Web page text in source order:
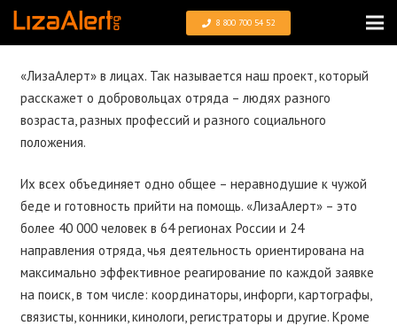
8 800 700 54 52
«ЛизаАлерт» в лицах. Так называется наш проект, который
расскажет о добровольцах отряда – людях разного
возраста, разных профессий и разного социального
положения.
Их всех объединяет одно общее – неравнодушие к чужой
беде и готовность прийти на помощь. «ЛизаАлерт» – это
более 40 000 человек в 64 регионах России и 24
направления отряда, чья деятельность ориентирована на
максимально эффективное реагирование по каждой заявке
на поиск, в том числе: координаторы, инфорги, картографы,
связисты, конники, кинологи, регистраторы и другие. Кроме